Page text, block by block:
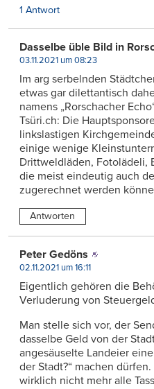
1 Antwort
Dasselbe üble Bild in
03.11.2021 um 08:23
Im arg serbelnden
etwas gar dilettantisch
namens „Rorschacher
Tsüri.ch: Die
linkslastigen
einige wenige
Drittweldläden, Fotolädeli,
die meist eindeutig auch
zugerechnet werden
Antworten
Peter Gedöns
02.11.2021 um 16:11
Eigentlich gehören die
Verluderung von
Man stelle sich vor, der
dasselbe Geld von der
angesäuselte Landeier
der Stadt?“ machen
wirklich nicht mehr alle